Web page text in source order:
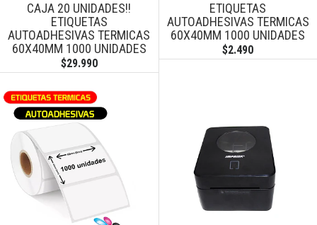
CAJA 20 UNIDADES!!
ETIQUETAS
AUTOADHESIVAS TERMICAS
60X40MM 1000 UNIDADES
$29.990
ETIQUETAS
AUTOADHESIVAS TERMICAS
60X40MM 1000 UNIDADES
$2.490